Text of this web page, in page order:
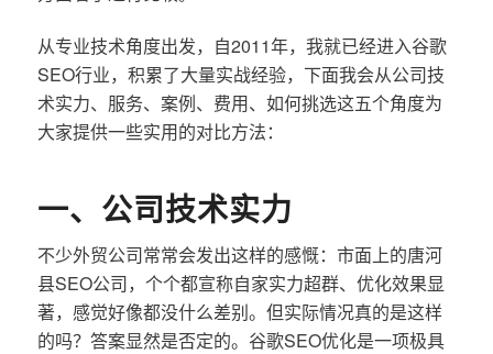
从专业技术角度出发，自2011年，我就已经进入谷歌
SEO行业，积累了大量实战经验，下面我会从公司技
术实力、服务、案例、费用、如何挑选这五个角度为
大家提供一些实用的对比方法：
一、公司技术实力
不少外贸公司常常会发出这样的感慨：市面上的唐河
县SEO公司，个个都宣称自家实力超群、优化效果显
著，感觉好像都没什么差别。但实际情况真的是这样
的吗？答案显然是否定的。谷歌SEO优化是一项极具